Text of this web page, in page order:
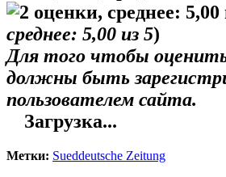
среднее: 5,00 из 5)
Для того чтобы
должны быть
пользователем сайта.
Загрузка...
Метки: Sueddeutsche Zeitung